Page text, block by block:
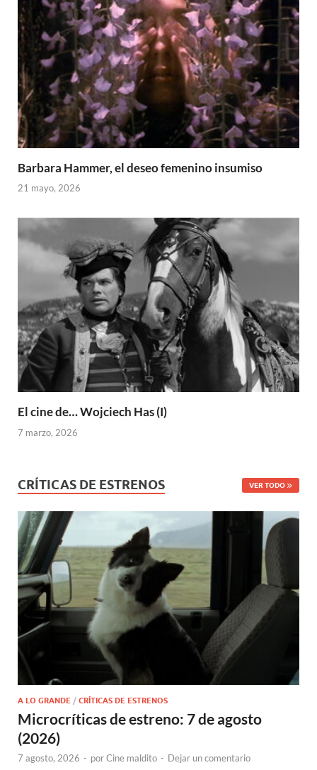
Barbara Hammer, el deseo femenino insumiso
21 mayo, 2026
El cine de… Wojciech Has (I)
7 marzo, 2026
CRÍTICAS DE ESTRENOS VER TODO
A LO GRANDE / CRÍTICAS DE ESTRENOS
Microcríticas de estreno: 7 de agosto
(2026)
7 agosto, 2026 - porCine maldito - Dejar un comentario